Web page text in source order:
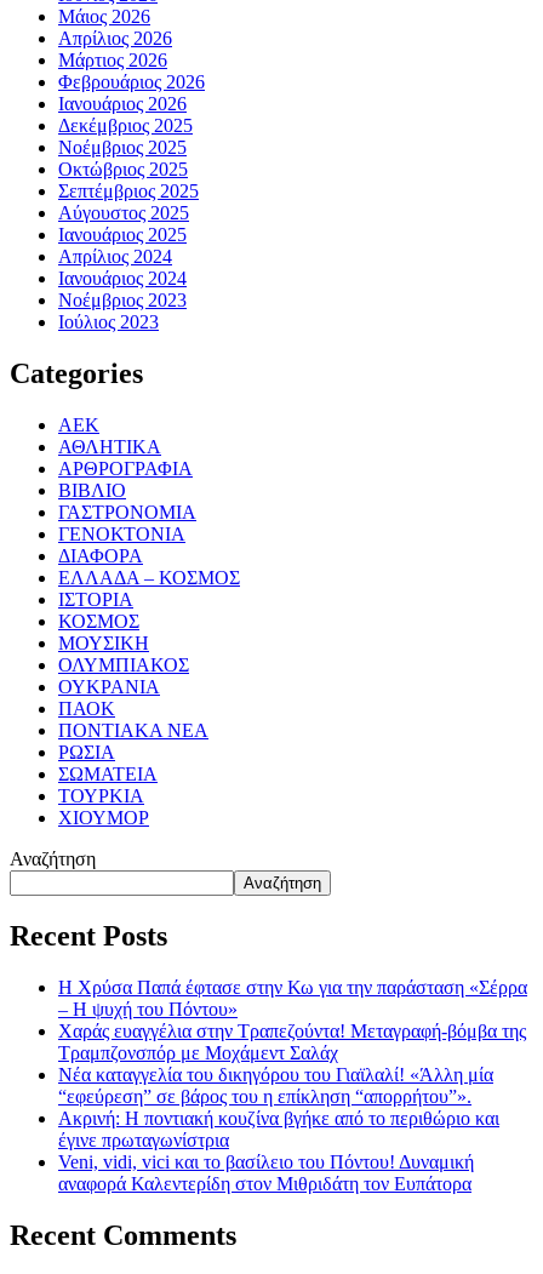
Μάιος 2026
Απρίλιος 2026
Μάρτιος 2026
Φεβρουάριος 2026
Ιανουάριος 2026
Δεκέμβριος 2025
Νοέμβριος 2025
Οκτώβριος 2025
Σεπτέμβριος 2025
Αύγουστος 2025
Ιανουάριος 2025
Απρίλιος 2024
Ιανουάριος 2024
Νοέμβριος 2023
Ιούλιος 2023
Categories
ΑΕΚ
ΑΘΛΗΤΙΚΑ
ΑΡΘΡΟΓΡΑΦΙΑ
ΒΙΒΛΙΟ
ΓΑΣΤΡΟΝΟΜΙΑ
ΓΕΝΟΚΤΟΝΙΑ
ΔΙΑΦΟΡΑ
ΕΛΛΑΔΑ – ΚΟΣΜΟΣ
ΙΣΤΟΡΙΑ
ΚΟΣΜΟΣ
ΜΟΥΣΙΚΗ
ΟΛΥΜΠΙΑΚΟΣ
ΟΥΚΡΑΝΙΑ
ΠΑΟΚ
ΠΟΝΤΙΑΚΑ ΝΕΑ
ΡΩΣΙΑ
ΣΩΜΑΤΕΙΑ
ΤΟΥΡΚΙΑ
ΧΙΟΥΜΟΡ
Αναζήτηση
Αναζήτηση
Recent Posts
Η Χρύσα Παπά έφτασε στην Κω για την παράσταση «Σέρρα
– Η ψυχή του Πόντου»
Χαράς ευαγγέλια στην Τραπεζούντα! Μεταγραφή-βόμβα της
Τραμπζονσπόρ με Μοχάμεντ Σαλάχ
Νέα καταγγελία του δικηγόρου του Γιαϊλαλί! «Άλλη μία
“εφεύρεση” σε βάρος του η επίκληση “απορρήτου”».
Ακρινή: Η ποντιακή κουζίνα βγήκε από το περιθώριο και
έγινε πρωταγωνίστρια
Veni, vidi, vici και το βασίλειο του Πόντου! Δυναμική
αναφορά Καλεντερίδη στον Μιθριδάτη τον Ευπάτορα
Recent Comments